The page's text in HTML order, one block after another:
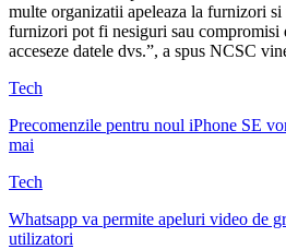
multe organizatii apeleaza la furnizori
furnizori pot fi nesiguri sau compromisi
acceseze datele dvs.”, a spus NCSC
Tech
Precomenzile pentru noul iPhone SE
mai
Tech
Whatsapp va permite apeluri video de
utilizatori